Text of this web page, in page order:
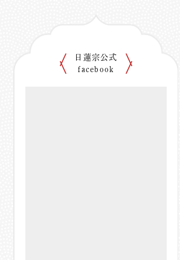
日蓮宗公式
facebook